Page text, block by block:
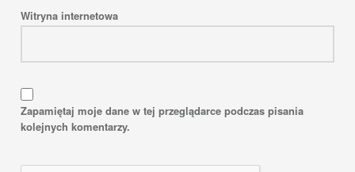
Witryna internetowa
Zapamiętaj moje dane w tej przeglądarce podczas pisania
kolejnych komentarzy.